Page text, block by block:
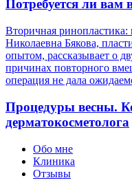
Потребуется ли вам
Вторичная
Николаевна Бякова,
опытом, рассказывает о
причинах повторного
операция не дала
Процедуры весны.
дерматокосметолога
Обо мне
Клиника
Отзывы